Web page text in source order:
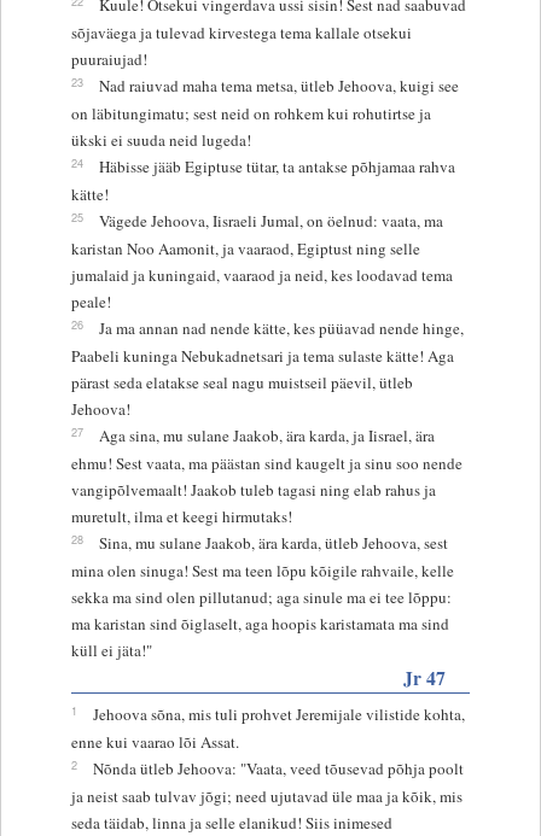
sõjaväega ja tulevad kirvestega tema kallale otsekui
puuraiujad!
23
Nad raiuvad maha tema metsa, ütleb Jehoova, kuigi see
on läbitungimatu; sest neid on rohkem kui rohutirtse ja
ükski ei suuda neid lugeda!
24
Häbisse jääb Egiptuse tütar, ta antakse põhjamaa rahva
kätte!
25
Vägede Jehoova, Iisraeli Jumal, on öelnud: vaata, ma
karistan Noo Aamonit, ja vaaraod, Egiptust ning selle
jumalaid ja kuningaid, vaaraod ja neid, kes loodavad tema
peale!
26
Ja ma annan nad nende kätte, kes püüavad nende hinge,
Paabeli kuninga Nebukadnetsari ja tema sulaste kätte! Aga
pärast seda elatakse seal nagu muistseil päevil, ütleb
Jehoova!
27
Aga sina, mu sulane Jaakob, ära karda, ja Iisrael, ära
ehmu! Sest vaata, ma päästan sind kaugelt ja sinu soo nende
vangipõlvemaalt! Jaakob tuleb tagasi ning elab rahus ja
muretult, ilma et keegi hirmutaks!
28
Sina, mu sulane Jaakob, ära karda, ütleb Jehoova, sest
mina olen sinuga! Sest ma teen lõpu kõigile rahvaile, kelle
sekka ma sind olen pillutanud; aga sinule ma ei tee lõppu:
ma karistan sind õiglaselt, aga hoopis karistamata ma sind
küll ei jäta!"
Jr 47
1
Jehoova sõna, mis tuli prohvet Jeremijale vilistide kohta,
enne kui vaarao lõi Assat.
2
Nõnda ütleb Jehoova: "Vaata, veed tõusevad põhja poolt
ja neist saab tulvav jõgi; need ujutavad üle maa ja kõik, mis
seda täidab, linna ja selle elanikud! Siis inimesed